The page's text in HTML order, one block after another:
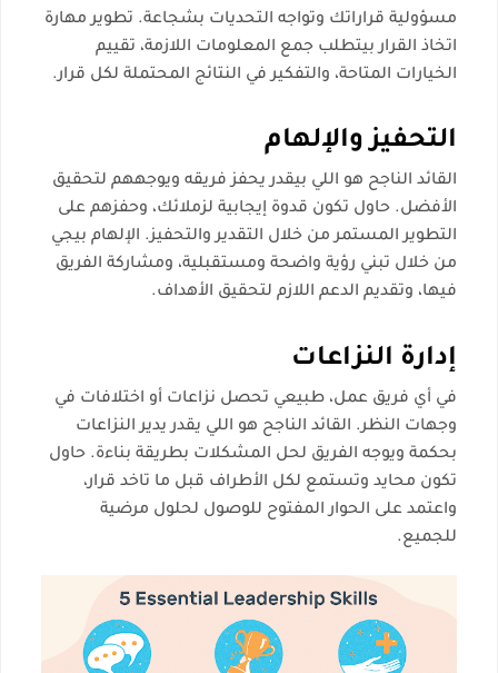
مسؤولية قراراتك وتواجه التحديات بشجاعة. تطوير مهارة
اتخاذ القرار بيتطلب جمع المعلومات اللازمة، تقييم
الخيارات المتاحة، والتفكير في النتائج المحتملة لكل قرار.
التحفيز والإلهام
القائد الناجح هو اللي بيقدر يحفز فريقه ويوجههم لتحقيق
الأفضل. حاول تكون قدوة إيجابية لزملائك، وحفزهم على
التطوير المستمر من خلال التقدير والتحفيز. الإلهام بيجي
من خلال تبني رؤية واضحة ومستقبلية، ومشاركة الفريق
فيها، وتقديم الدعم اللازم لتحقيق الأهداف.
إدارة النزاعات
في أي فريق عمل، طبيعي تحصل نزاعات أو اختلافات في
وجهات النظر. القائد الناجح هو اللي يقدر يدير النزاعات
بحكمة ويوجه الفريق لحل المشكلات بطريقة بناءة. حاول
تكون محايد وتستمع لكل الأطراف قبل ما تاخد قرار،
واعتمد على الحوار المفتوح للوصول لحلول مرضية
للجميع.